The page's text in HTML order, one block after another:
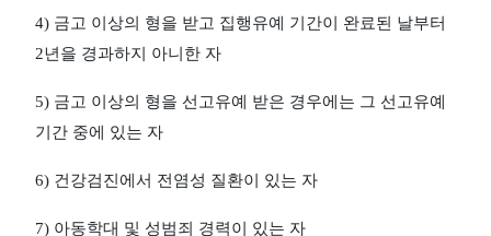
4) 금고 이상의 형을 받고 집행유예 기간이 완료된 날부터
2년을 경과하지 아니한 자
5) 금고 이상의 형을 선고유예 받은 경우에는 그 선고유예
기간 중에 있는 자
6) 건강검진에서 전염성 질환이 있는 자
7) 아동학대 및 성범죄 경력이 있는 자